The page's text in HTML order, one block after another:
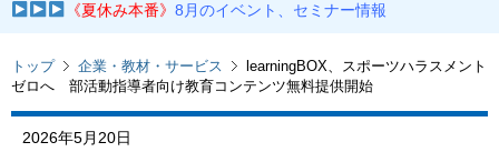
《夏休み本番》8月のイベント、セミナー情報
トップ 企業・教材・サービス
learningBOX、スポーツハラスメント
ゼロへ 部活動指導者向け教育コンテンツ無料提供開始
2026年5月20日